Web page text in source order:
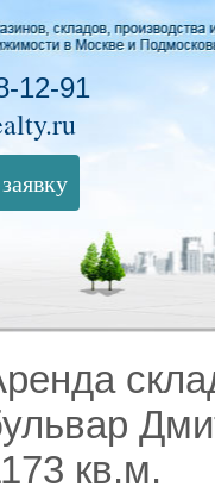
12-91
кв.м.